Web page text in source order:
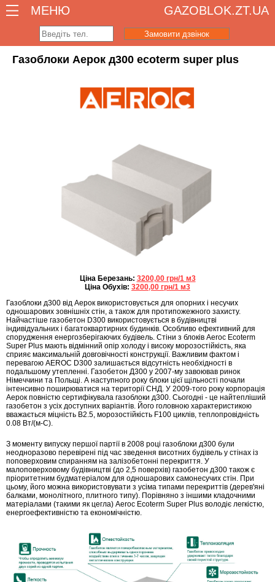
МЕНЮ GAZOBLOK.ZT.UA
Замовити дзвінок
Газоблоки Аерок д300 ecoterm super plus
Ціна Березань: 3200,00 грн/1 м3
Ціна Обухів: 3200,00 грн/1 м3
Газоблоки д300 від Аерок використовується для опорних і несучих
одношарових зовнішніх стін, а також для протипожежного захисту.
Найчастіше газобетон D300 використовується в будівництві
індивідуальних і багатоквартирних будинків. Особливо ефективний для
спорудження енергозберігаючих будівель. Стіни з блоків Aeroc Ecoterm
Super Plus мають відмінний опір холоду і високу морозостійкість, яка
сприяє максимальній довговічності конструкції. Важливим фактом і
перевагою AEROC D300 залишається відсутність необхідності в
подальшому утепленні. Газобетон Д300 у 2007-му завоював ринок
Німеччини та Польщі. А наступного року блоки цієї щільності почали
інтенсивно поширюватися на території СНД. У 2009-того року корпорація
Аерок повністю сертифікувала газоблоки д300. Сьогодні - це найтепліший
газобетон з усіх доступних варіантів. Його головною характеристикою
вважається міцність B2.5, морозостійкість F100 циклів, теплопровідність
0.08 Вт/(м-С).
З моменту випуску першої партії в 2008 році газоблоки д300 були
неодноразово перевірені під час зведення висотних будівель у стінах із
поповерховим спиранням на залізобетонні перекриття. У
малоповерховому будівництві (до 2,5 поверхів) газобетон д300 також є
пріоритетним будматеріалом для одношарових самонесучих стін. При
цьому, його можна використовувати з усіма типами перекриттів (дерев'яні
балками, монолітного, плитного типу). Порівняно з іншими кладочними
матеріалами (такими як цегла) Aeroc Ecoterm Super Plus володіє легкістю,
енергоефективністю та економічністю.